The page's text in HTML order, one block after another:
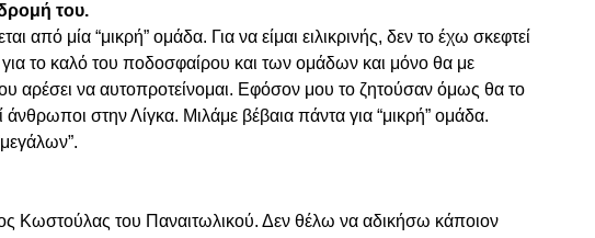
του.
από μία “μικρή” ομάδα. Για να είμαι ειλικρινής, δεν το έχω σκεφτεί
το καλό του ποδοσφαίρου και των ομάδων και μόνο θα με
αρέσει να αυτοπροτείνομαι. Εφόσον μου το ζητούσαν όμως θα το
στην Λίγκα. Μιλάμε βέβαια πάντα για “μικρή” ομάδα.
Κωστούλας του Παναιτωλικού. Δεν θέλω να αδικήσω κάποιον